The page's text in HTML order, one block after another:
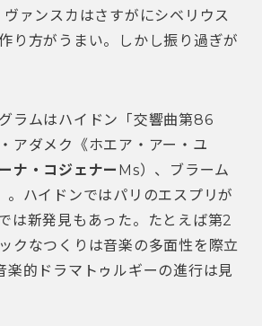
ヴァンスカはさすがにシベリウス
り方がうまい。しかし振り過ぎが
ラムはハイドン「交響曲第86
アダメク《ホエア・アー・ユ
ナ・コジェナー Ms）、ブラーム
。ハイドンではパリのエスプリが
は新発見もあった。たとえば第2
クなつくりは音楽の多面性を際立
楽的ドラマトゥルギーの進行は見